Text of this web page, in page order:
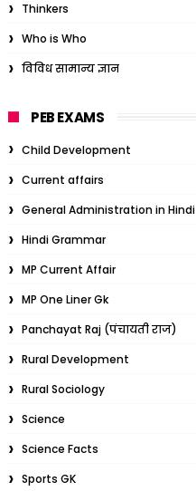
Thinkers
Who is Who
विविध सामान्य ज्ञान
PEB EXAMS
Child Development
Current affairs
General Administration in Hindi
Hindi Grammar
MP Current Affair
MP One Liner Gk
Panchayat Raj (पंचायती राज)
Rural Development
Rural Sociology
Science
Science Facts
Sports GK